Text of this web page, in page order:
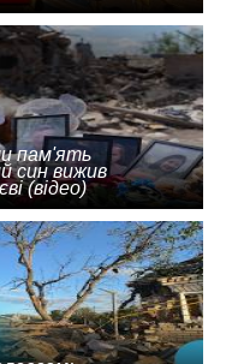
пам'ять
син вижив
(відео)